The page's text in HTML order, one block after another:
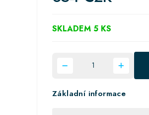
SKLADEM 5 KS
Základní informace